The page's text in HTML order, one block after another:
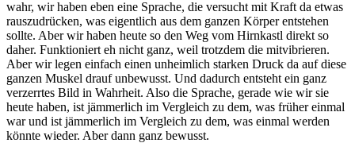
wahr, wir haben eben eine Sprache, die versucht mit Kraft da etwas
rauszudrücken, was eigentlich aus dem ganzen Körper entstehen
sollte. Aber wir haben heute so den Weg vom Hirnkastl direkt so
daher. Funktioniert eh nicht ganz, weil trotzdem die mitvibrieren.
Aber wir legen einfach einen unheimlich starken Druck da auf diese
ganzen Muskel drauf unbewusst. Und dadurch entsteht ein ganz
verzerrtes Bild in Wahrheit. Also die Sprache, gerade wie wir sie
heute haben, ist jämmerlich im Vergleich zu dem, was früher einmal
war und ist jämmerlich im Vergleich zu dem, was einmal werden
könnte wieder. Aber dann ganz bewusst.